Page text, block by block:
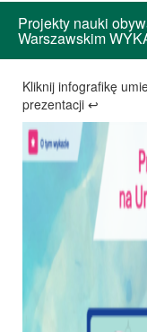
Projekty nauki
Warszawskim
Kliknij infografikę
prezentacji ↩️